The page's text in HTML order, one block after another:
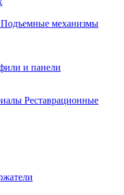
Подъемные механизмы
и панели
Реставрационные